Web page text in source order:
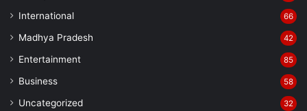
International 66
Madhya Pradesh 42
Entertainment 85
Business 58
Uncategorized 32